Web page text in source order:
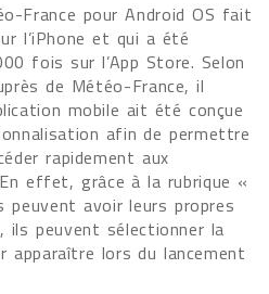
France pour Android OS fait
l’iPhone et qui a été
fois sur l’App Store. Selon
de Météo-France, il
mobile ait été conçue
afin de permettre
rapidement aux
effet, grâce à la rubrique «
avoir leurs propres
ils peuvent sélectionner la
apparaître lors du lancement